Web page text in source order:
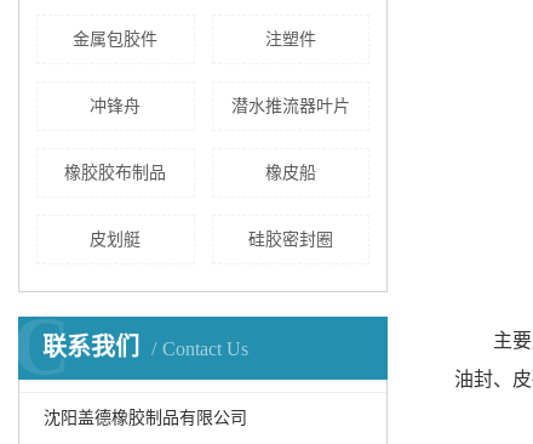
金属包胶件 注塑件
冲锋舟 潜水推流器叶片
橡胶胶布制品 橡皮船
皮划艇 硅胶密封圈
联系我们 Contact Us
C
沈阳盖德橡胶制品有限公司
主
油封、